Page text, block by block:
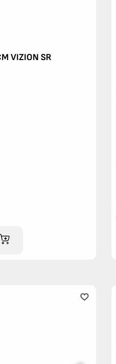
VIZION SR
IM WARENKORB